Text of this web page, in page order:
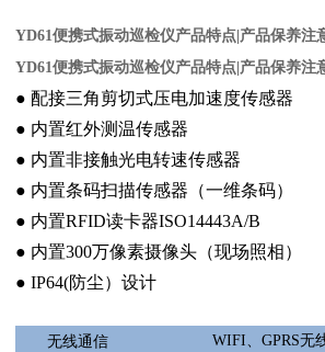
YD61便携式振动巡检仪产品特点|产品保养注
YD61便携式振动巡检仪产品特点|产品保养注
● 配接三角剪切式压电加速度传感器
● 内置红外测温传感器
● 内置非接触光电转速传感器
● 内置条码扫描传感器（一维条码）
● 内置RFID读卡器ISO14443A/B
● 内置300万像素摄像头（现场照相）
● IP64(防尘）设计
无线通信 WIFI、 GPRS无